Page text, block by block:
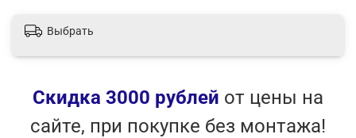
Выбрать
Скидка 3000 рублей от цены на
сайте, при покупке без монтажа!